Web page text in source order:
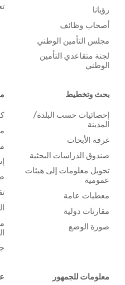
رؤيانا
أصحاب وظائف
مجلس التأمين الوطني
لجنة متقاعدي التأمين
الوطني
بحث وتخطيط
إحصائيات حسب البلدة/
المدينة
غرفة الأبحاث
صندوق الدراسات البحثية
تحويل معلومات إلى هيئات
عمومية
معطيات عامة
مقارنات دولية
صورة الوضع
معلومات للجمهور